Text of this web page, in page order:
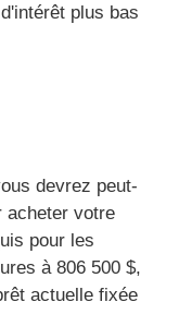
plus bas
devrez peut-
acheter votre
pour les
à 806 500 $,
actuelle fixée